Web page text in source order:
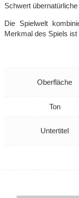
Schwert
Die Spielwelt
Merkmal des Spiels
Oberfläche
Ton
Untertitel